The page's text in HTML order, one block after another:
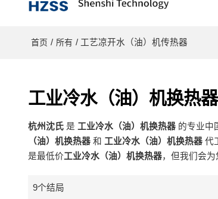
首页 / 所有 / 工艺凉开水（油）机传热器
工业冷水（油）机换热器
杭州沈氏是 工业冷水（油）机换热器的专业中
（油）机换热器和 工业冷水（油）机换热器代
是最低价工业冷水（油）机换热器，但我们会为
9个结局